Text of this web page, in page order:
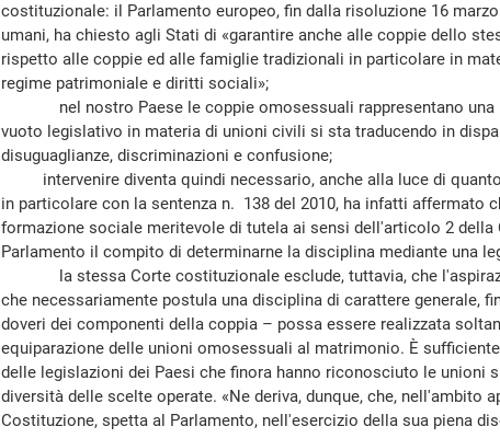
costituzionale: il Parlamento europeo, fin dalla risoluzione 16
umani, ha chiesto agli Stati di «garantire anche alle coppie dello
rispetto alle coppie ed alle famiglie tradizionali in particolare in
regime patrimoniale e diritti sociali»;
nel nostro Paese le coppie omosessuali rappresentano una
vuoto legislativo in materia di unioni civili si sta traducendo in
disuguaglianze, discriminazioni e confusione;
intervenire diventa quindi necessario, anche alla luce di
in particolare con la sentenza n. 138 del 2010, ha infatti affermato
formazione sociale meritevole di tutela ai sensi dell'articolo 2 della
Parlamento il compito di determinarne la disciplina mediante una
la stessa Corte costituzionale esclude, tuttavia, che
che necessariamente postula una disciplina di carattere generale,
doveri dei componenti della coppia – possa essere realizzata
equiparazione delle unioni omosessuali al matrimonio. È
delle legislazioni dei Paesi che finora hanno riconosciuto le unioni
diversità delle scelte operate. «Ne deriva, dunque, che, nell'ambito
Costituzione, spetta al Parlamento, nell'esercizio della sua piena